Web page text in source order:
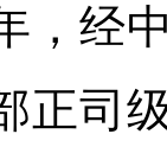
，经
正司